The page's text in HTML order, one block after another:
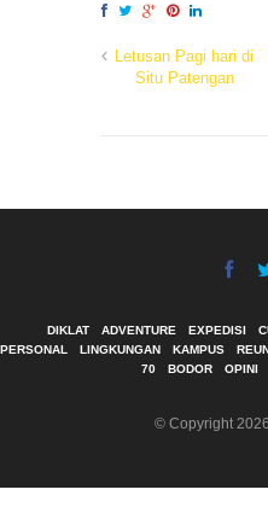
Letusan Pagi hari di
Situ Patengan
DIKLAT ADVENTURE EXPEDISI
PERSONAL
LINGKUNGAN KAMPUS
70
BODOR OPINI
© Copyright 2026